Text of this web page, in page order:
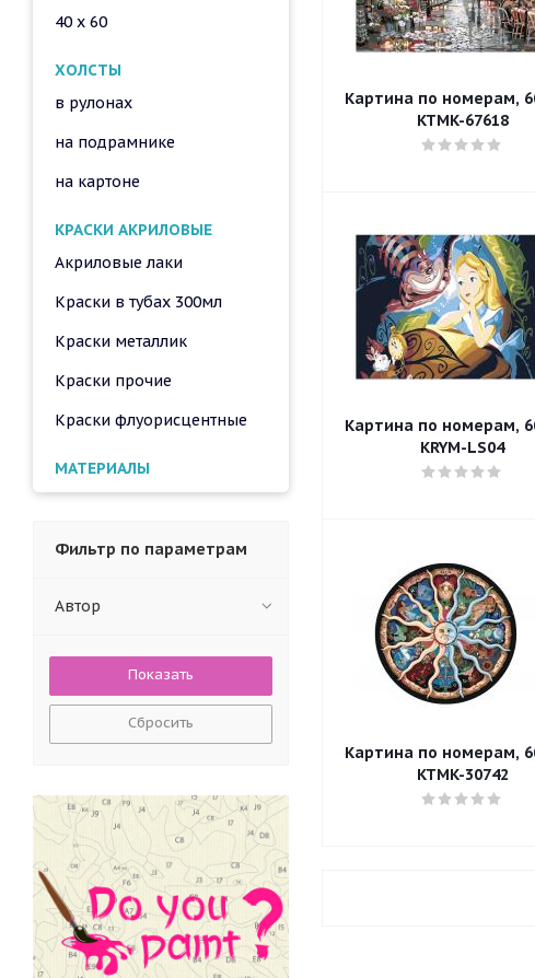
Картина по номерам,
KTMK-67618
Картина по номерам,
KRYM-LS04
Картина по номерам,
KTMK-30742
40 x 60
ХОЛСТЫ
в рулонах
на подрамнике
на картоне
КРАСКИ АКРИЛОВЫЕ
Акриловые лаки
Краски в тубах 300мл
Краски металлик
Краски прочие
Краски флуорисцентные
МАТЕРИАЛЫ
Фильтр по параметрам
Автор
Сбросить